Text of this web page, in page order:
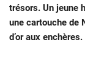
trésors. Un jeune
une cartouche de
d’or aux enchères.